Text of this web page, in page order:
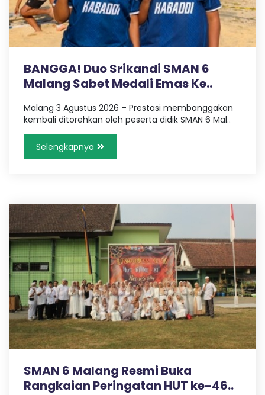
6
M
A
L
A
N
BANGGA! Duo Srikandi SMAN 6
Malang Sabet Medali Emas Ke..
Malang 3 Agustus 2026 – Prestasi membanggakan
kembali ditorehkan oleh peserta didik SMAN 6 Mal..
Selengkapnya
SMAN 6 Malang Resmi Buka
Rangkaian Peringatan HUT ke-46..